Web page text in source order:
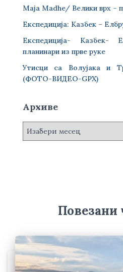
Maja Madhe/ Велики врх –
Експедиција: Казбек –
Експедиција- Казбек-
планинари из прве руке
Утисци са Волујака и
(ФОТО-ВИДЕО-GPX)
Архиве
А
Повезани